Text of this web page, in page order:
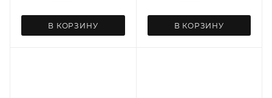
В КОРЗИНУ В КОРЗИНУ